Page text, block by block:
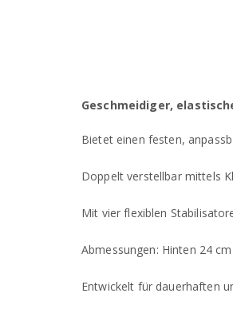
Geschmeidiger,
Bietet einen festen,
Doppelt verstellbar mittels
Mit vier flexiblen
Abmessungen: Hinten 24
Entwickelt für dauerhaften